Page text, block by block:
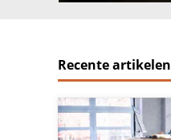
Recente artikelen